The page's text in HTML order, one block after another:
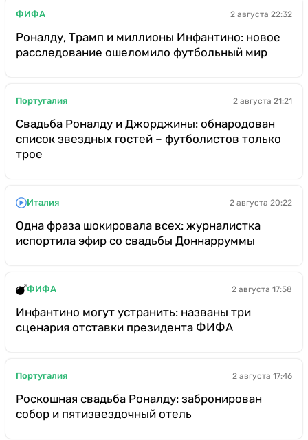
ФИФА 2 августа 22:32
Роналду, Трамп и миллионы Инфантино: новое
расследование ошеломило футбольный мир
Португалия 2 августа 21:21
Свадьба Роналду и Джорджины: обнародован
список звездных гостей – футболистов только
трое
Италия 2 августа 20:22
Одна фраза шокировала всех: журналистка
испортила эфир со свадьбы Доннарруммы
ФИФА 2 августа 17:58
Инфантино могут устранить: названы три
сценария отставки президента ФИФА
Португалия 2 августа 17:46
Роскошная свадьба Роналду: забронирован
собор и пятизвездочный отель